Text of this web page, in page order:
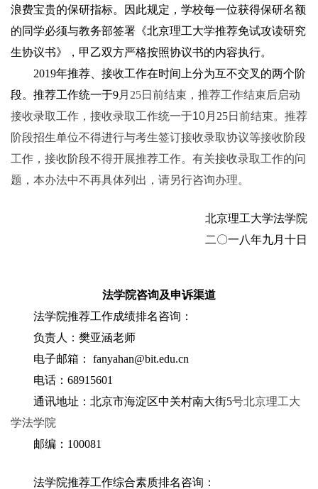
浪费宝贵的保研指标。因此规定，学校每一位获得保研名额
的同学必须与教务部签署《北京理工大学推荐免试攻读研究
生协议书》，甲乙双方严格按照协议书的内容执行。
2019年推荐、接收工作在时间上分为互不交叉的两个阶
段。推荐工作统一于9月25日前结束，推荐工作结束后启动
接收录取工作，接收录取工作统一于10月25日前结束。推荐
阶段招生单位不得进行与考生签订接收录取协议等接收阶段
工作，接收阶段不得开展推荐工作。有关接收录取工作的问
题，本办法中不再具体列出，请另行咨询办理。
北京理工大学法学院
二〇一八年九月十日
法学院咨询及申诉渠道
法学院推荐工作成绩排名咨询：
负责人：樊亚涵老师
电子邮箱： fanyahan@bit.edu.cn
电话：68915601
通讯地址：北京市海淀区中关村南大街5号北京理工大
学法学院
邮编：100081
法学院推荐工作综合素质排名咨询：